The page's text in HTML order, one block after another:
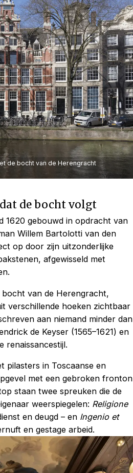
de bocht van de Herengracht
de bocht volgt
1620 gebouwd in opdracht van
Willem Bartolotti van den
op door zijn uitzonderlijke
afgewisseld met
van de Herengracht,
verschillende hoeken zichtbaar
aan niemand minder dan
de Keyser (1565–1621) en
renaissancestijl.
pilasters in Toscaanse en
met een gebroken fronton
staan twee spreuken die de
weerspiegelen: Religione
en deugd – en Ingenio et
en gestage arbeid.